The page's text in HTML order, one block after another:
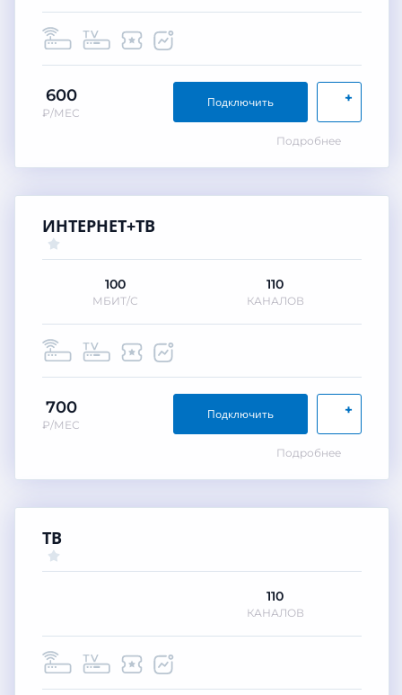
600
₽/МЕС
+
Подключить
Подробнее
ИНТЕРНЕТ+ТВ
100
МБИТ/С
110
КАНАЛОВ
700
₽/МЕС
+
Подключить
Подробнее
ТВ
110
КАНАЛОВ